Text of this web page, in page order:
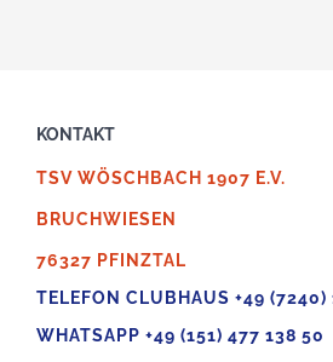
KONTAKT
TSV WÖSCHBACH 1907 E.V.
BRUCHWIESEN
76327 PFINZTAL
TELEFON CLUBHAUS +49 (7240)
WHATSAPP +49 (151) 477 138 50